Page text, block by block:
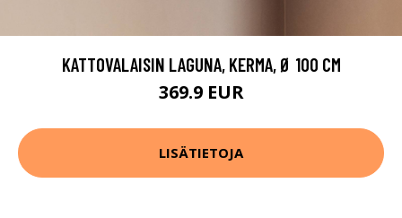
KATTOVALAISIN LAGUNA, KERMA, Ø 100 CM
369.9 EUR
LISÄTIETOJA